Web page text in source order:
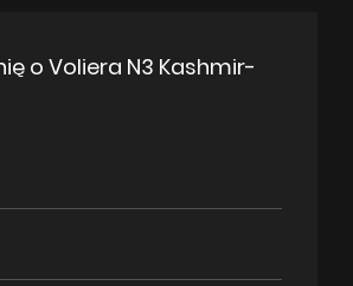
o Voliera N3 Kashmir-